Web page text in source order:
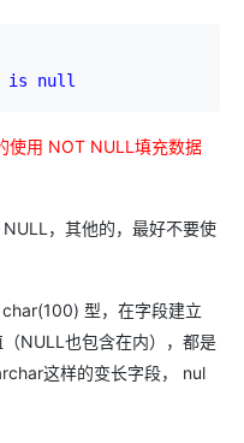
is null
使用 NOT NULL填充数据
，其他的，最好不要使
型，在字段建立
NULL也包含在内），都是
这样的变长字段， nul